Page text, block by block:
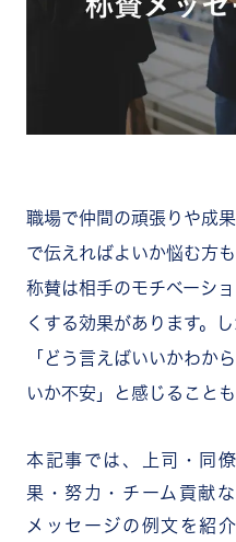
職場で仲間の頑張りや成
で伝えればよいか悩む方
称賛は相手のモチベーシ
くする効果があります。
「どう言えばいいかわか
いか不安」と感じることも
本記事では、上司・同
果・努力・チーム貢献
メッセージの例文を紹